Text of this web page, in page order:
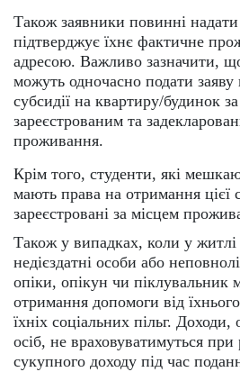
Також заявники повинні
підтверджує їхнє фактичне
адресою. Важливо зазначити,
можуть одночасно подати
субсидії на квартиру/будинок
зареєстрованим та
проживання.
Крім того, студенти, які
мають права на отримання цієї
зареєстровані за місцем
Також у випадках, коли у житлі
недієздатні особи або
опіки, опікун чи піклувальник
отримання допомоги від
їхніх соціальних пільг. Доходи,
осіб, не враховуватимуться при
сукупного доходу під час